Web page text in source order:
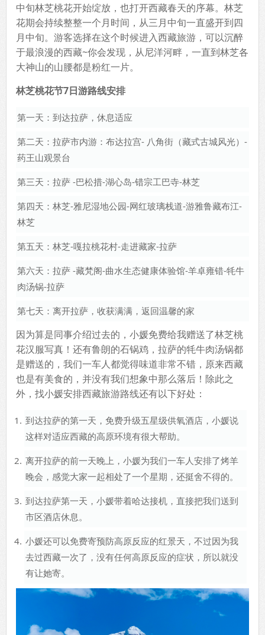
中旬林芝桃花开始绽放，也打开西藏春天的序幕。林芝
花期会持续整整一个月时间，从三月中旬一直盛开到四
月中旬。游客选择在这个时候进入西藏旅游，可以沉醉
于最浪漫的西藏~你会发现，从尼洋河畔，一直到林芝各
大神山的山腰都是粉红一片。
林芝桃花节7日游路线安排
第一天：到达拉萨，休息适应
第二天：拉萨市内游：布达拉宫- 八角街（藏式古城风光）-
药王山观景台
第三天：拉萨 -巴松措-湖心岛-错宗工巴寺-林芝
第四天：林芝-雅尼湿地公园-网红玻璃栈道-游雅鲁藏布江-
林芝
第五天：林芝-嘎拉桃花村-走进藏家-拉萨
第六天：拉萨 -藏梵阁-曲水生态健康体验馆-羊卓雍错-牦牛
肉汤锅-拉萨
第七天：离开拉萨，收获满满，返回温馨的家
因为算是同事介绍过去的，小媛免费给我赠送了林芝桃
花汉服写真！还有鲁朗的石锅鸡，拉萨的牦牛肉汤锅都
是赠送的，我们一车人都觉得味道非常不错，原来西藏
也是有美食的，并没有我们想象中那么落后！除此之
外，找小媛安排西藏旅游路线还有以下好处：
到达拉萨的第一天，免费升级五星级供氧酒店，小媛说
这样对适应西藏的高原环境有很大帮助。
离开拉萨的前一天晚上，小媛为我们一车人安排了烤羊
晚会，感觉大家一起相处了一个星期，还挺舍不得的。
到达拉萨第一天，小媛带着哈达接机，直接把我们送到
市区酒店休息。
小媛还可以免费寄预防高原反应的红景天，不过因为我
去过西藏一次了，没有任何高原反应的症状，所以就没
有让她寄。